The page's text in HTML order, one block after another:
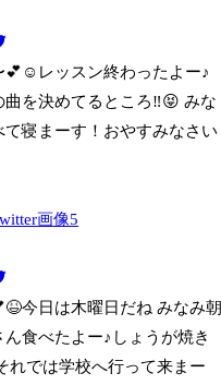
💕☺️レッスン終わったよー♪
曲を決めてるところ‼️😝 みな
て寝まーす！おやすみなさい
今日は木曜日だね みなみ朝
ん食べたよー♪しょうが焼き
れでは学校へ行って来まー